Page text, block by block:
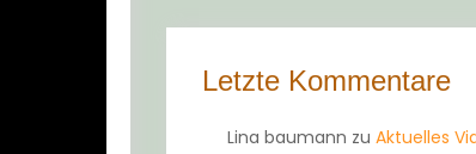
Letzte Kommentare
Lina baumann zu Aktuelles